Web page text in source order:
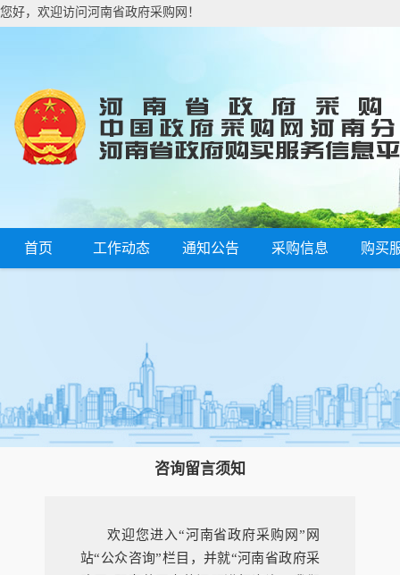
您好，欢迎访问河南省政府采购网！
首页 工作动态 通知公告 采购信息 购买
咨询留言须知
欢迎您进入“河南省政府采购网”网
站“公众咨询”栏目，并就“河南省政府采